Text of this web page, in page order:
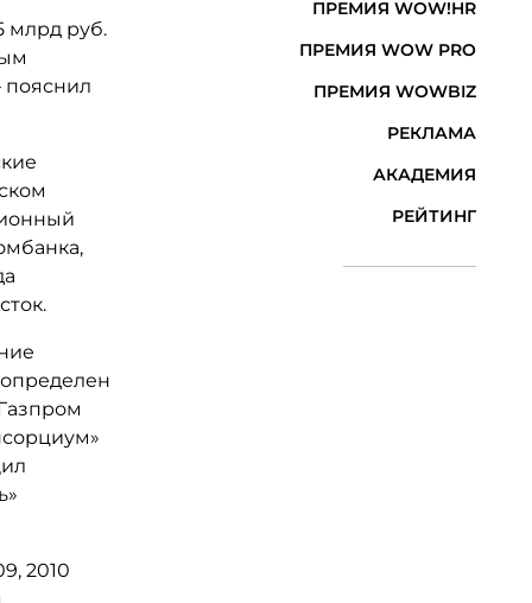
млрд руб.
пояснил
2010
ПРЕМИЯ WOW!HR
ПРЕМИЯ WOW PRO
ПРЕМИЯ WOWBIZ
РЕКЛАМА
АКАДЕМИЯ
РЕЙТИНГ